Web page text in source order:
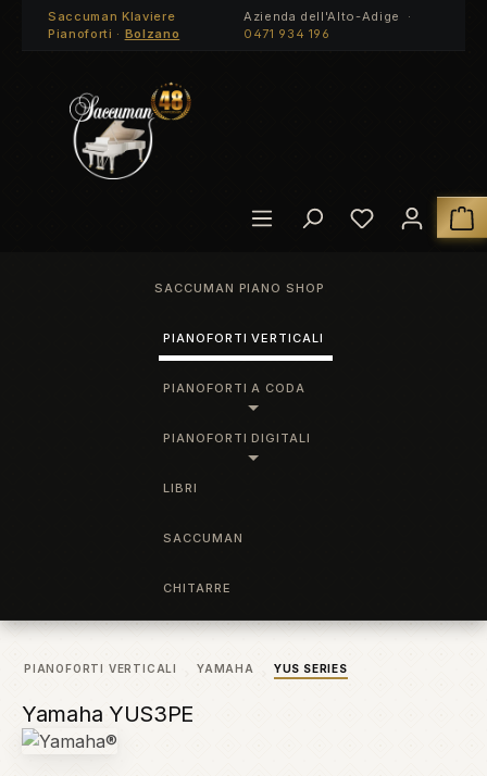
Passa al contenuto principale
Saccuman Klaviere
Pianoforti · Bolzano
Azienda dell'Alto-Adige ·
0471 934 196
Hai 0 articoli
Il
SACCUMAN PIANO SHOP
PIANOFORTI VERTICALI
PIANOFORTI A CODA
PIANOFORTI DIGITALI
LIBRI
SACCUMAN
CHITARRE
PIANOFORTI VERTICALI YAMAHA YUS SERIES
Yamaha YUS3PE